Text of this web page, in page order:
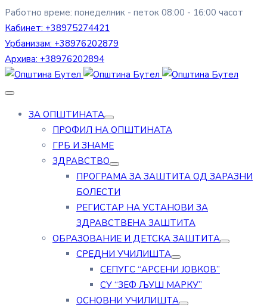
Работно време: понеделник - петок 08:00 - 16:00 часот
Кабинет: +38975274421
Урбанизам: +38976202879
Архива: +38976202894
ЗА ОПШТИНАТА
ПРОФИЛ НА ОПШТИНАТА
ГРБ И ЗНАМЕ
ЗДРАВСТВО
ПРОГРАМА ЗА ЗАШТИТА ОД ЗАРАЗНИ
БОЛЕСТИ
РЕГИСТАР НА УСТАНОВИ ЗА
ЗДРАВСТВЕНА ЗАШТИТА
ОБРАЗОВАНИЕ И ДЕТСКА ЗАШТИТА
СРЕДНИ УЧИЛИШТА
СЕПУГС “АРСЕНИ ЈОВКОВ”
СУ “ЗЕФ ЉУШ МАРКУ”
ОСНОВНИ УЧИЛИШТА